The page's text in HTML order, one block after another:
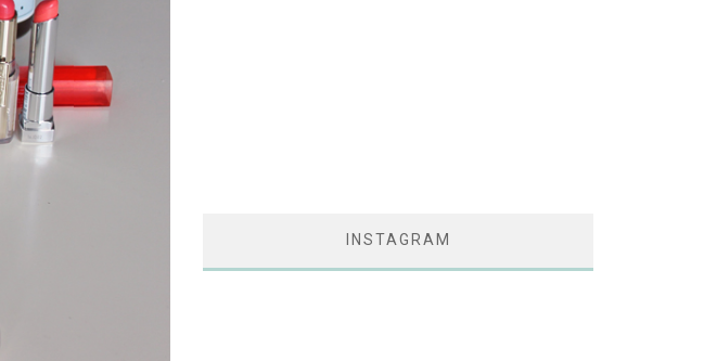
INSTAGRAM